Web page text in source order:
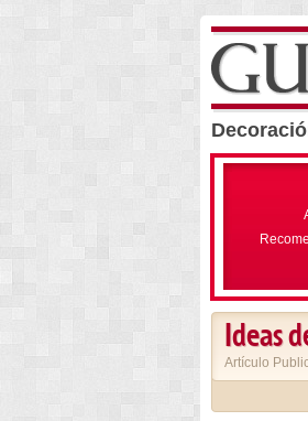
Ideas
Artículo